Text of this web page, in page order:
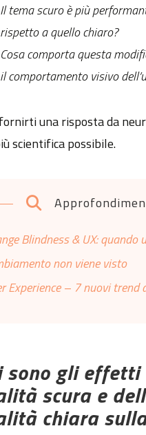
Il tema scuro è più
rispetto a quello chiaro?
Cosa comporta questa
il comportamento visivo
una risposta da
scientifica possibile.
Blindness & UX: quando
non viene visto
Experience – 7 nuovi trend
sono gli
scura e
chiara